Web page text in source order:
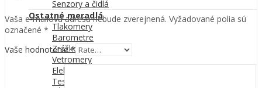
Senzory a čidlá
Ostatné meradlá
Tlakomery
Barometre
Zrážkomery
Vetromery
Elektromeradlá
Testery alkoholu
Vaša e-mailová adresa nebude zverejnená. Vyžadované polia sú
označené *
Vaše hodnotenie*